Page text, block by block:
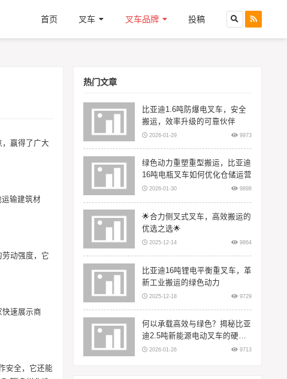
首页 叉车 叉车品牌 投稿
，赢得了广大
输建筑材
动强度，它
速展示商
安全，它还能
热门文章
比亚迪1.6吨防爆电叉车，安全
搬运，效率升级的可靠伙伴
2026-01-29 9973
绿色动力重塑重型搬运，比亚迪
16吨电瓶叉车如何优化仓储运营
2026-01-30 9898
🌟合力侧叉式叉车，高效搬运的
优选之选🌟
2025-12-14 9864
比亚迪16吨锂电平衡重叉车，革
新工业搬运的绿色动力
2025-12-18 9729
何以承载高效与绿色？揭秘比亚
迪2.5吨新能源电动叉车的硬核
实力2026-01-26 9713